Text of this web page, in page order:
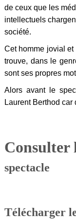
de ceux que les
intellectuels
société.
Cet homme jovial
trouve, dans le
sont ses propres
Alors avant le
Laurent Berthod
Consulter
spectacle
Télécharger